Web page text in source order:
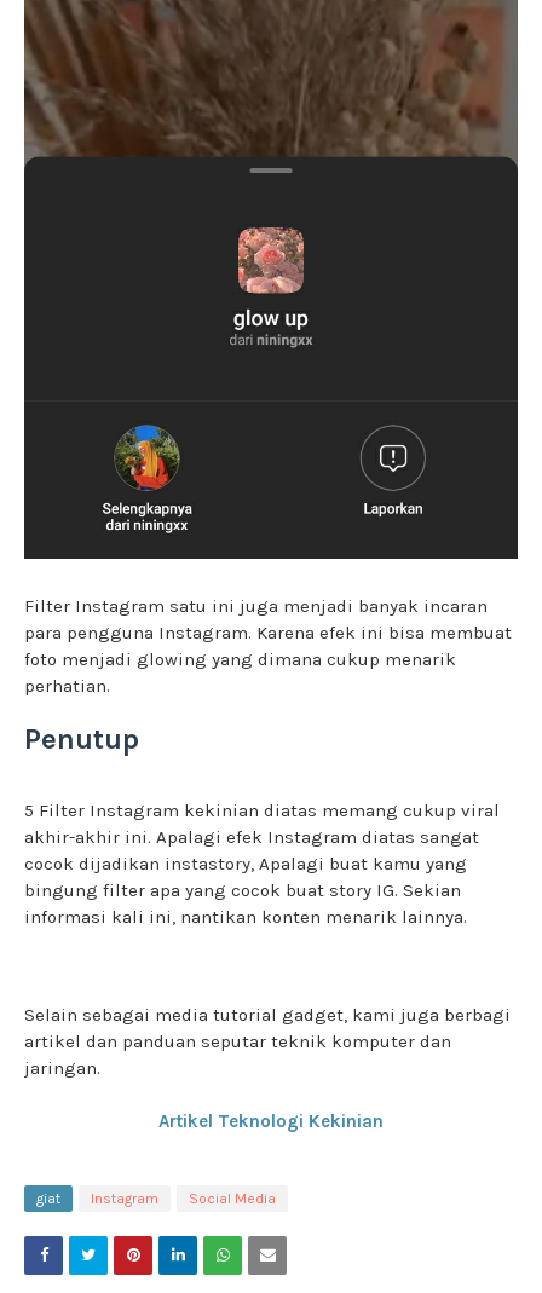
Filter Instagram satu ini juga menjadi banyak incaran
para pengguna Instagram. Karena efek ini bisa membuat
foto menjadi glowing yang dimana cukup menarik
perhatian.
Penutup
5 Filter Instagram kekinian diatas memang cukup viral
akhir-akhir ini. Apalagi efek Instagram diatas sangat
cocok dijadikan instastory, Apalagi buat kamu yang
bingung filter apa yang cocok buat story IG. Sekian
informasi kali ini, nantikan konten menarik lainnya.
Selain sebagai media tutorial gadget, kami juga berbagi
artikel dan panduan seputar teknik komputer dan
jaringan.
Artikel Teknologi Kekinian
giat Instagram Social Media